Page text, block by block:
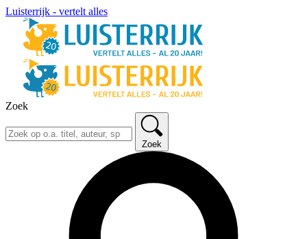
Luisterrijk - vertelt alles
Zoek
Zoek